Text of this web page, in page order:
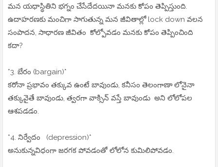
మన యధాస్థితిని భగ్నం చేసేదేదయినా మనకు కోపం తెప్పిస్తుంది.
ఉదాహరణకు మంచిగా సాగుతున్న మన జీవితాల్లో lock down వలన
సంపాదన, సాధారణ జీవితం కోల్పోవడం మనకు కోపం తెప్పించింది
కదా?
*3. బేరం (bargain)*
కరోనా ప్రభావం తక్కువ ఉంటే బావుండు, కనీసం తెలంగాణా లోనైనా
తక్కువైతే బావుండు, త్వరగా వాక్సిన్ వస్తే బావుండు అని లోలోపల
ఆశపడడం.
*4. నిర్వేదం (depression)*
అనుకున్నవిధంగా జరగక పోవడంతో లోలోన కుమిలిపోవడం.